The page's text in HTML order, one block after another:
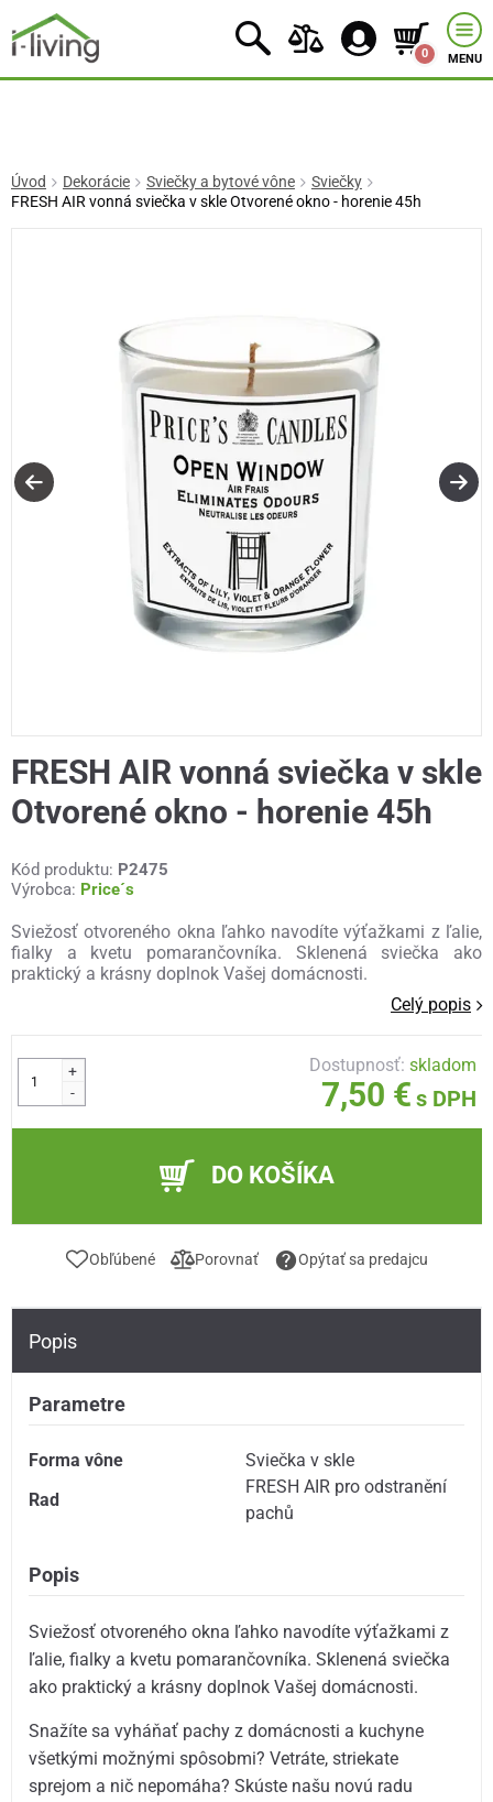
0 MENU
Úvod Dekorácie Sviečky a bytové vône
Sviečky
FRESH AIR vonná sviečka v skle Otvorené okno - horenie 45h
FRESH AIR vonná sviečka v skle
Otvorené okno - horenie 45h
Kód produktu: P2475
Výrobca: Price´s
Sviežosť otvoreného okna ľahko navodíte výťažkami z ľalie,
fialky a kvetu pomarančovníka. Sklenená sviečka ako
praktický a krásny doplnok Vašej domácnosti.
Celý popis
+
-
Dostupnosť:skladom
7,50 € s DPH
DO KOŠÍKA
Obľúbené Porovnať Opýtať sa predajcu
Popis
Parametre
Forma vône
Sviečka v skle
Rad
FRESH AIR pro odstranění
pachů
Popis
Sviežosť otvoreného okna ľahko navodíte výťažkami z
ľalie, fialky a kvetu pomarančovníka. Sklenená sviečka
ako praktický a krásny doplnok Vašej domácnosti.
Snažíte sa vyháňať pachy z domácnosti a kuchyne
všetkými možnými spôsobmi? Vetráte, striekate
sprejom a nič nepomáha? Skúste našu novú radu